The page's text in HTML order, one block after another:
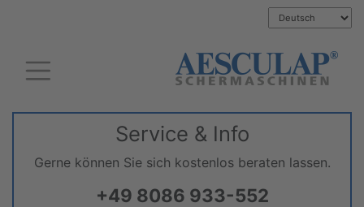
Service & Info
Gerne können Sie sich kostenlos beraten lassen.
+49 8086 933-552